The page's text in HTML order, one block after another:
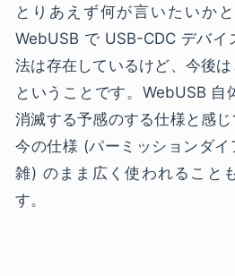
とりあえず何が言いたいか
WebUSB で USB-CDC デバ
法は存在しているけど、今後
ということです。WebUSB
消滅する予感のする仕様と感
今の仕様 (パーミッションダ
雑) のまま広く使われること
す。